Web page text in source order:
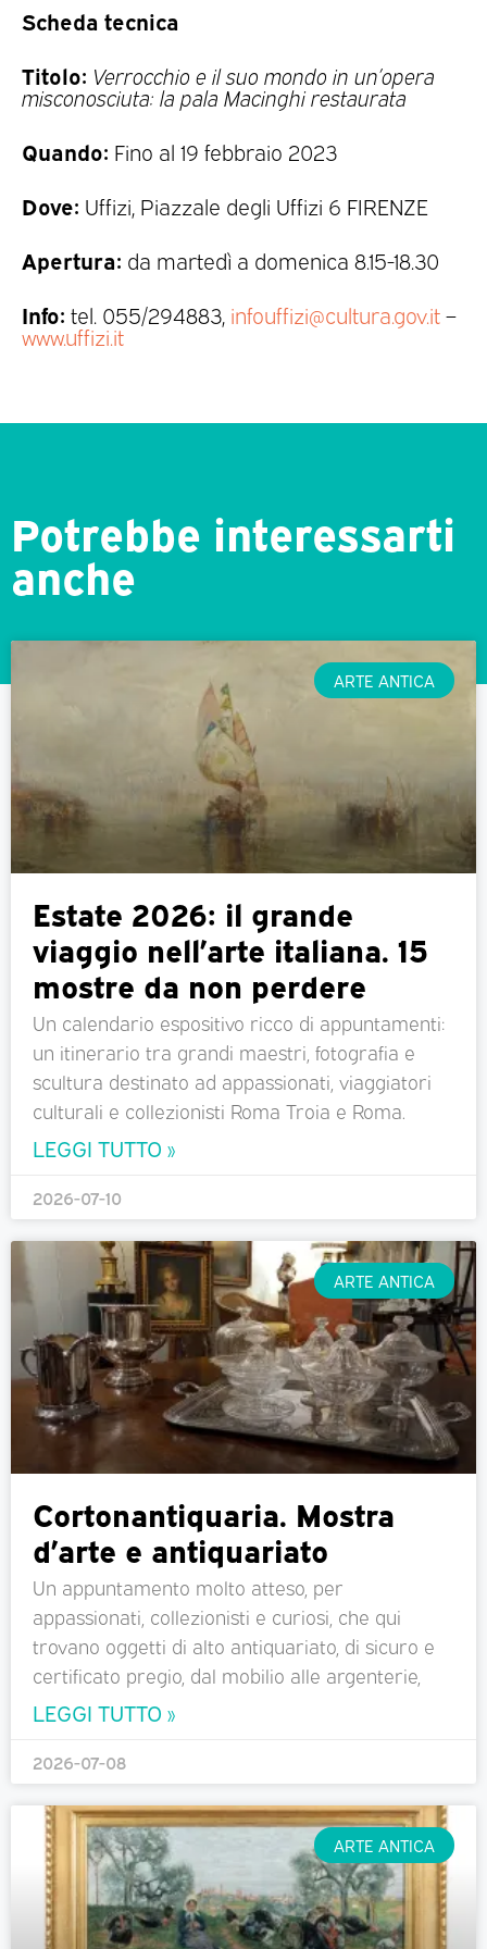
Scheda tecnica
Titolo: Verrocchio e il suo mondo in un’opera
misconosciuta: la pala Macinghi restaurata
Quando: Fino al 19 febbraio 2023
Dove: Uffizi, Piazzale degli Uffizi 6 FIRENZE
Apertura: da martedì a domenica 8.15-18.30
Info: tel. 055/294883, infouffizi@cultura.gov.it–
www.uffizi.it
Potrebbe interessarti
anche
ARTE ANTICA
Estate 2026: il grande
viaggio nell’arte italiana. 15
mostre da non perdere
Un calendario espositivo ricco di appuntamenti:
un itinerario tra grandi maestri, fotografia e
scultura destinato ad appassionati, viaggiatori
culturali e collezionisti Roma Troia e Roma.
LEGGI TUTTO »
2026-07-10
ARTE ANTICA
Cortonantiquaria. Mostra
d’arte e antiquariato
Un appuntamento molto atteso, per
appassionati, collezionisti e curiosi, che qui
trovano oggetti di alto antiquariato, di sicuro e
certificato pregio, dal mobilio alle argenterie,
LEGGI TUTTO »
2026-07-08
ARTE ANTICA